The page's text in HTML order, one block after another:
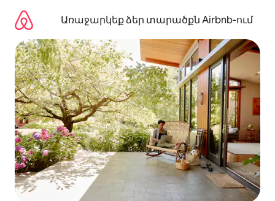
բովանդակությանըԱռաջարկեք ձեր տարածքն Airbnb-ում